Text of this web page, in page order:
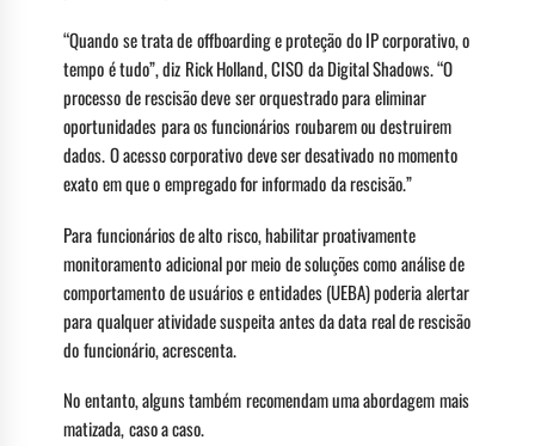
“Quando se trata de offboarding e proteção do IP corporativo, o
tempo é tudo”, diz Rick Holland, CISO da Digital Shadows. “O
processo de rescisão deve ser orquestrado para eliminar
oportunidades para os funcionários roubarem ou destruirem
dados. O acesso corporativo deve ser desativado no momento
exato em que o empregado for informado da rescisão.”
Para funcionários de alto risco, habilitar proativamente
monitoramento adicional por meio de soluções como análise de
comportamento de usuários e entidades (UEBA) poderia alertar
para qualquer atividade suspeita antes da data real de rescisão
do funcionário, acrescenta.
No entanto, alguns também recomendam uma abordagem mais
matizada, caso a caso.